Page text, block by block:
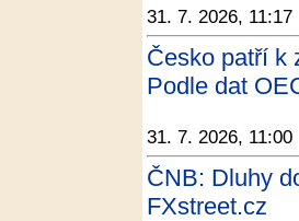
31. 7. 2026, 11:17
Česko patří k
Podle dat
31. 7. 2026, 11:00
ČNB: Dluhy
FXstreet.cz